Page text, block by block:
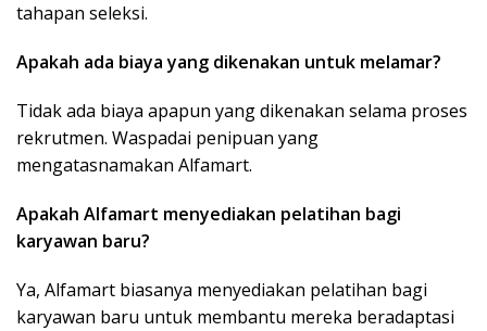
tahapan seleksi.
Apakah ada biaya yang dikenakan untuk melamar?
Tidak ada biaya apapun yang dikenakan selama proses
rekrutmen. Waspadai penipuan yang
mengatasnamakan Alfamart.
Apakah Alfamart menyediakan pelatihan bagi
karyawan baru?
Ya, Alfamart biasanya menyediakan pelatihan bagi
karyawan baru untuk membantu mereka beradaptasi